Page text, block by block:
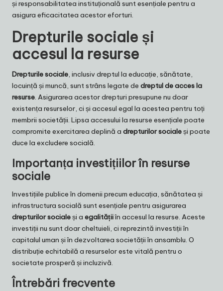
și responsabilitatea instituțională sunt esențiale pentru a
asigura eficacitatea acestor eforturi.
Drepturile sociale și
accesul la resurse
Drepturile sociale, inclusiv dreptul la educație, sănătate,
locuință și muncă, sunt strâns legate de dreptul de acces la
resurse. Asigurarea acestor drepturi presupune nu doar
existența resurselor, ci și accesul egal la acestea pentru toți
membrii societății. Lipsa accesului la resurse esențiale poate
compromite exercitarea deplină a drepturilor socialeși poate
duce la excludere socială.
Importanța investițiilor în resurse
sociale
Investițiile publice în domenii precum educația, sănătatea și
infrastructura socială sunt esențiale pentru asigurarea
drepturilor socialeși a egalitățiiîn accesul la resurse. Aceste
investiții nu sunt doar cheltuieli, ci reprezintă investiții în
capitalul uman și în dezvoltarea societății în ansamblu. O
distribuție echitabilă a resurselor este vitală pentru o
societate prosperă și incluzivă.
Întrebări frecvente